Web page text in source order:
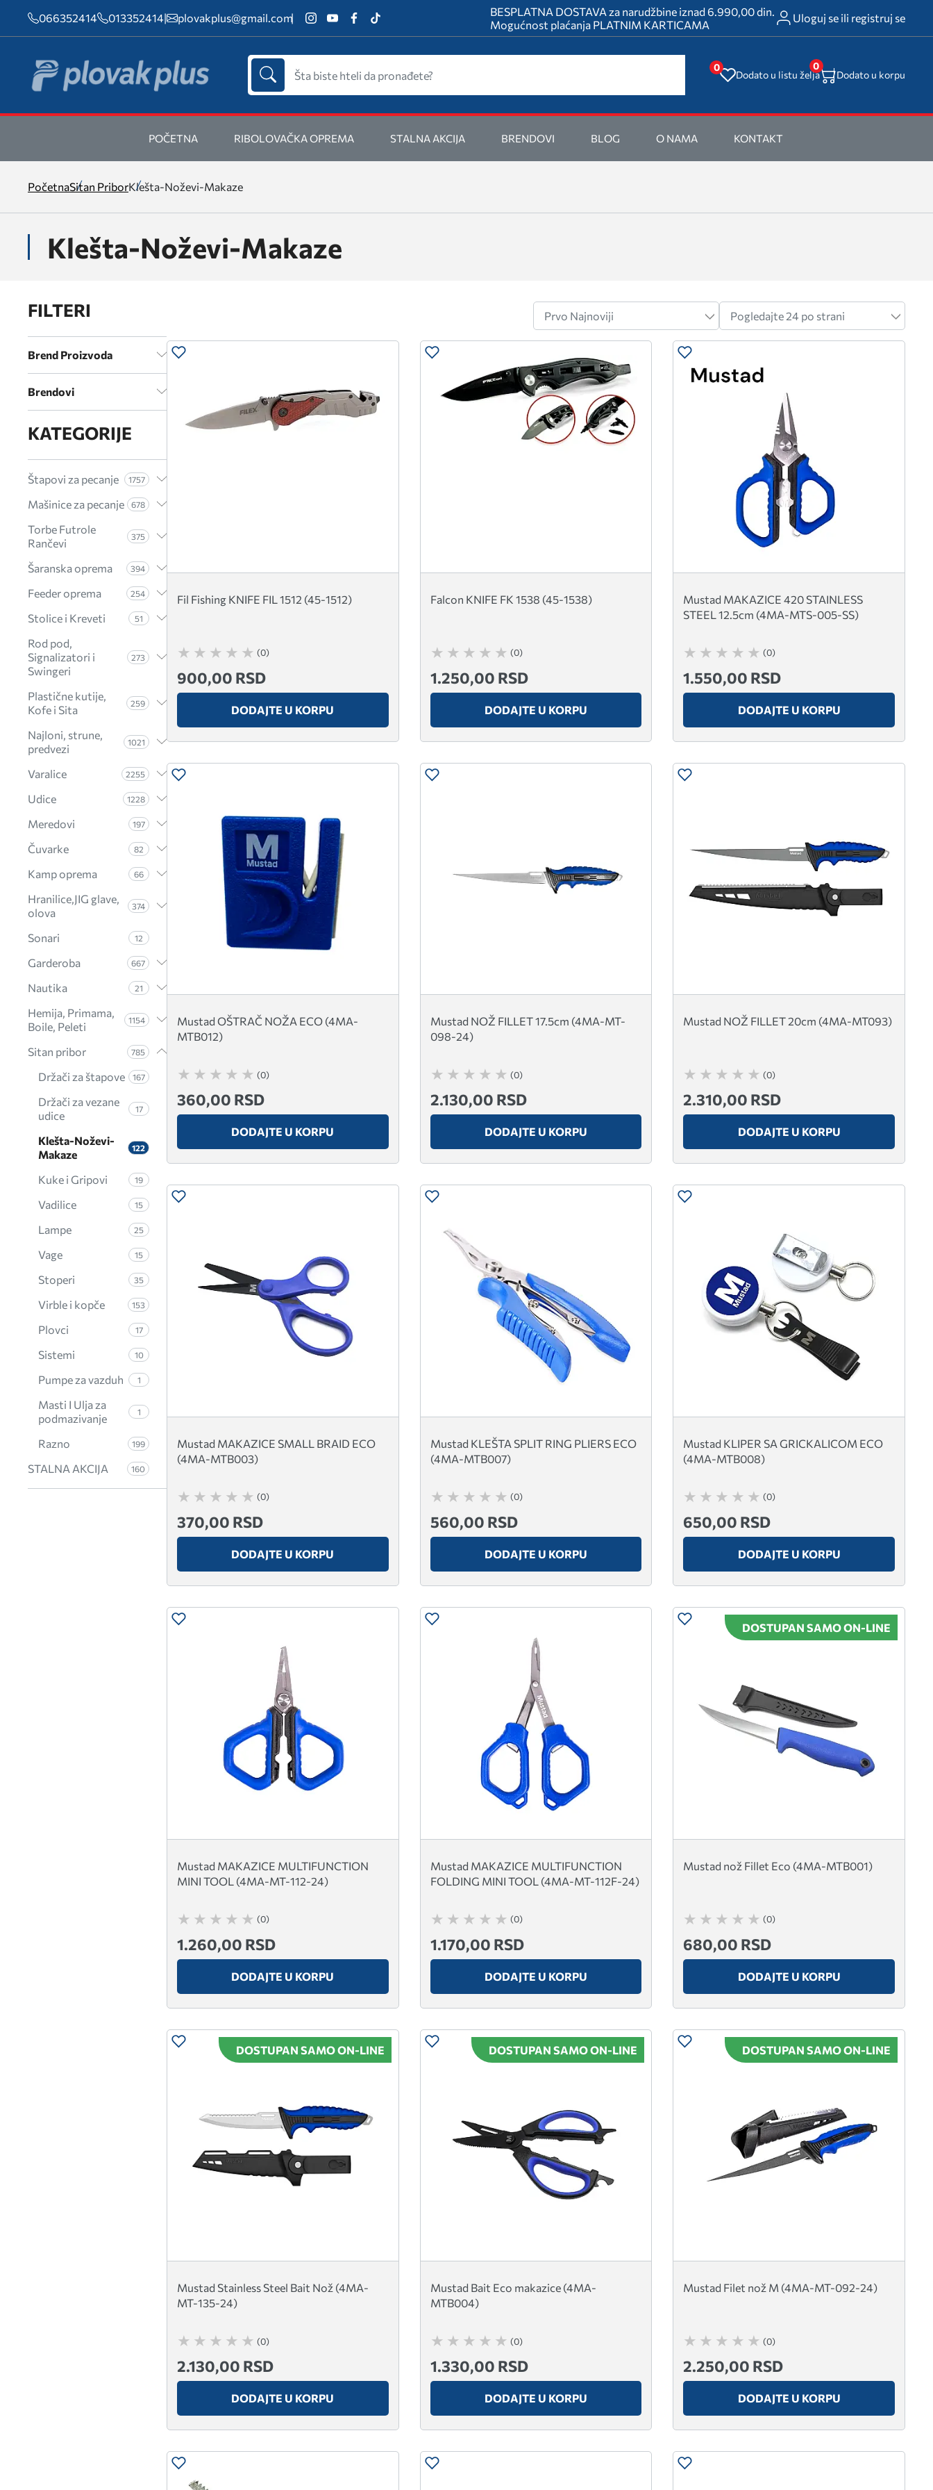
066352414 013352414| plovakplus@gmail.com
BESPLATNA DOSTAVA za narudžbine iznad 6.990,00 din.
Mogućnost plaćanja PLATNIM KARTICAMA
Uloguj se ili registruj se
0
Dodato u listu želja
0
Dodato u korpu
POČETNA RIBOLOVAČKA OPREMA STALNA AKCIJA BRENDOVI BLOG O NAMA KONTAKT
PočetnaSitan PriborKlešta-Noževi-Makaze
Klešta-Noževi-Makaze
KATEGORIJE
Štapovi za pecanje 1757
Mašinice za pecanje 678
Torbe Futrole
Rančevi
375
Šaranska oprema 394
Feeder oprema 254
Stolice i Kreveti 51
Rod pod,
Signalizatori i
Swingeri
273
Plastične kutije,
Kofe i Sita
259
Najloni, strune,
predvezi
1021
Varalice 2255
Udice 1228
Meredovi 197
Čuvarke 82
Kamp oprema 66
Hranilice,JIG glave,
olova
374
Sonari 12
Garderoba 667
Nautika 21
Hemija, Primama,
Boile, Peleti
1154
Sitan pribor 785
Držači za štapove 167
Držači za vezane
udice
17
Klešta-Noževi-
Makaze
122
Kuke i Gripovi 19
Vadilice 15
Lampe 25
Vage 15
Stoperi 35
Virble i kopče 153
Plovci 17
Sistemi 10
Pumpe za vazduh 1
Masti I Ulja za
podmazivanje
1
Razno 199
STALNA AKCIJA 160
FILTERI
Brend Proizvoda
Brendovi
Fil Fishing KNIFE FIL 1512 (45-1512)
(0)
900,00 RSD
DODAJTE U KORPU
Falcon KNIFE FK 1538 (45-1538)
(0)
1.250,00 RSD
DODAJTE U KORPU
Mustad MAKAZICE 420 STAINLESS
STEEL 12.5cm (4MA-MTS-005-SS)
(0)
1.550,00 RSD
DODAJTE U KORPU
Mustad OŠTRAČ NOŽA ECO (4MA-
MTB012)
(0)
360,00 RSD
DODAJTE U KORPU
Mustad NOŽ FILLET 17.5cm (4MA-MT-
098-24)
(0)
2.130,00 RSD
DODAJTE U KORPU
Mustad NOŽ FILLET 20cm (4MA-MT093)
(0)
2.310,00 RSD
DODAJTE U KORPU
Mustad MAKAZICE SMALL BRAID ECO
(4MA-MTB003)
(0)
370,00 RSD
DODAJTE U KORPU
Mustad KLEŠTA SPLIT RING PLIERS ECO
(4MA-MTB007)
(0)
560,00 RSD
DODAJTE U KORPU
Mustad KLIPER SA GRICKALICOM ECO
(4MA-MTB008)
(0)
650,00 RSD
DODAJTE U KORPU
Mustad MAKAZICE MULTIFUNCTION
MINI TOOL (4MA-MT-112-24)
(0)
1.260,00 RSD
DODAJTE U KORPU
Mustad MAKAZICE MULTIFUNCTION
FOLDING MINI TOOL (4MA-MT-112F-24)
(0)
1.170,00 RSD
DODAJTE U KORPU
DOSTUPAN SAMO ON-LINE
Mustad nož Fillet Eco (4MA-MTB001)
(0)
680,00 RSD
DODAJTE U KORPU
DOSTUPAN SAMO ON-LINE
Mustad Stainless Steel Bait Nož (4MA-
MT-135-24)
(0)
2.130,00 RSD
DODAJTE U KORPU
DOSTUPAN SAMO ON-LINE
Mustad Bait Eco makazice (4MA-
MTB004)
(0)
1.330,00 RSD
DODAJTE U KORPU
DOSTUPAN SAMO ON-LINE
Mustad Filet nož M (4MA-MT-092-24)
(0)
2.250,00 RSD
DODAJTE U KORPU